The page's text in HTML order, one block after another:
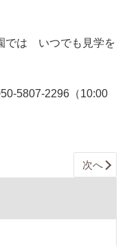
では いつでも見学を
5807-2296（10:00
次へ